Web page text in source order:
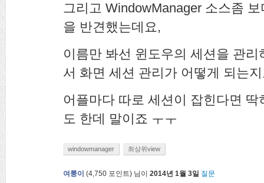
그리고 WindowManager 소스좀
을 반견했는데요,
이름만 봐선 윈도우의 세션을 관
서 화면 세션 관리가 어떻게 되는
어플마다 따로 세션이 잡힌다면
도 한데 말이죠 ㅜㅜ
windowmanager 최상위view
여룽이 (4,750 포인트) 님이 2014년 1월 3일 질문